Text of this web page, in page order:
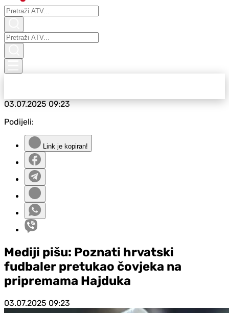
03.07.202509:23
Podijeli:
Link je kopiran!
Mediji pišu: Poznati hrvatski
fudbaler pretukao čovjeka na
pripremama Hajduka
03.07.2025 09:23